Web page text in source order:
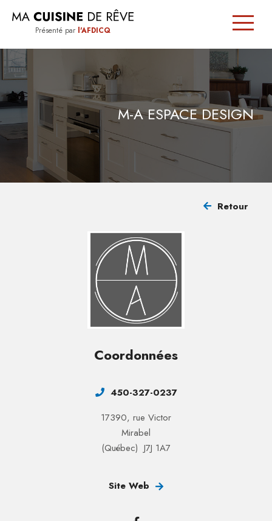
Présenté par l'AFDICQ
SIGNÉE
QUÉBEC
TRUCS
ET
CONSEILS
M-A ESPACE DESIGN
Retour
Coordonnées
450-327-0237
17390, rue Victor
Mirabel
(Québec) J7J 1A7
Site Web